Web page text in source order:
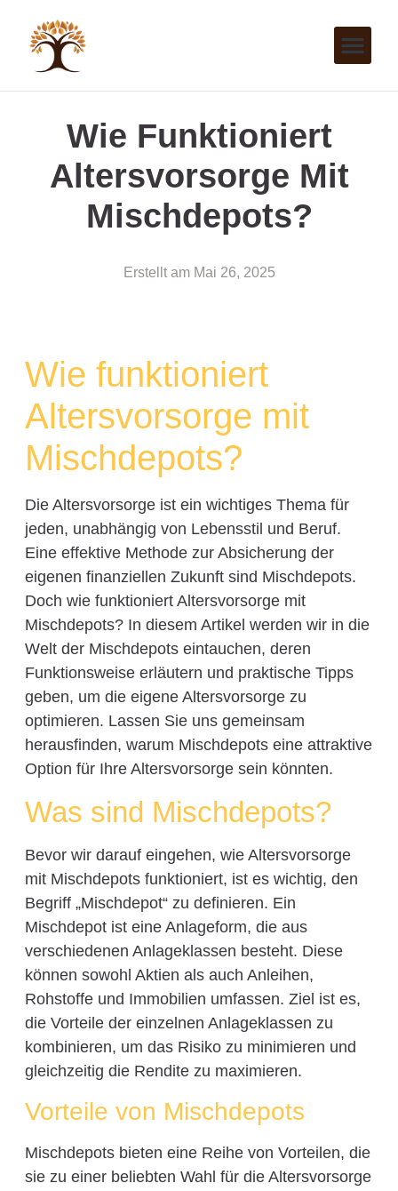
Wie Funktioniert
Altersvorsorge Mit
Mischdepots?
Erstellt am Mai 26, 2025
Wie funktioniert
Altersvorsorge mit
Mischdepots?
Die Altersvorsorge ist ein wichtiges Thema für
jeden, unabhängig von Lebensstil und Beruf.
Eine effektive Methode zur Absicherung der
eigenen finanziellen Zukunft sind Mischdepots.
Doch wie funktioniert Altersvorsorge mit
Mischdepots? In diesem Artikel werden wir in die
Welt der Mischdepots eintauchen, deren
Funktionsweise erläutern und praktische Tipps
geben, um die eigene Altersvorsorge zu
optimieren. Lassen Sie uns gemeinsam
herausfinden, warum Mischdepots eine attraktive
Option für Ihre Altersvorsorge sein könnten.
Was sind Mischdepots?
Bevor wir darauf eingehen, wie Altersvorsorge
mit Mischdepots funktioniert, ist es wichtig, den
Begriff „Mischdepot“ zu definieren. Ein
Mischdepot ist eine Anlageform, die aus
verschiedenen Anlageklassen besteht. Diese
können sowohl Aktien als auch Anleihen,
Rohstoffe und Immobilien umfassen. Ziel ist es,
die Vorteile der einzelnen Anlageklassen zu
kombinieren, um das Risiko zu minimieren und
gleichzeitig die Rendite zu maximieren.
Vorteile von Mischdepots
Mischdepots bieten eine Reihe von Vorteilen, die
sie zu einer beliebten Wahl für die Altersvorsorge